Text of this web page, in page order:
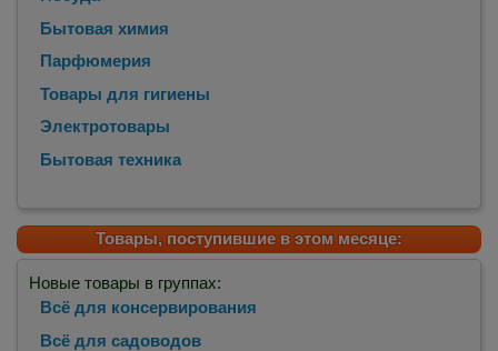
Бытовая химия
Парфюмерия
Товары для гигиены
Электротовары
Бытовая техника
Товары, поступившие в этом месяце:
Новые товары в группах:
Всё для консервирования
Всё для садоводов